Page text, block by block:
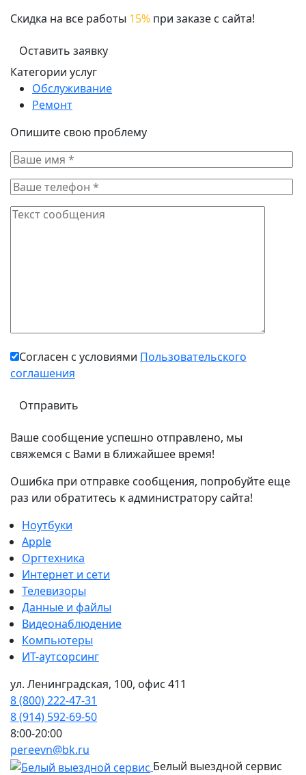
Скидка на все работы 15% при заказе с сайта!
Оставить заявку
Категории услуг
Обслуживание
Ремонт
Опишите свою проблему
Согласен с условиями Пользовательского
соглашения
Ваше сообщение успешно отправлено, мы
свяжемся с Вами в ближайшее время!
Ошибка при отправке сообщения, попробуйте еще
раз или обратитесь к администратору сайта!
Ноутбуки
Apple
Оргтехника
Интернет и сети
Телевизоры
Данные и файлы
Видеонаблюдение
Компьютеры
ИТ-аутсорсинг
ул. Ленинградская, 100, офис 411
8 (800) 222-47-31
8 (914) 592-69-50
8:00-20:00
pereevn@bk.ru
Белый выездной сервис